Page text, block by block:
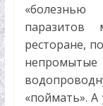
ресторане,
«поймать».